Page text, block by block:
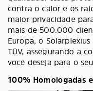
contra o calor e os
maior privacidade
mais de 500.000
Europa, o
TÜV, assegurando a
você deseja para o
100% Homologadas